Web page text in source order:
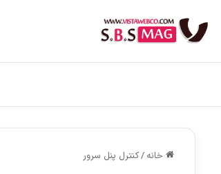
خانه /کنترل پنل سرور